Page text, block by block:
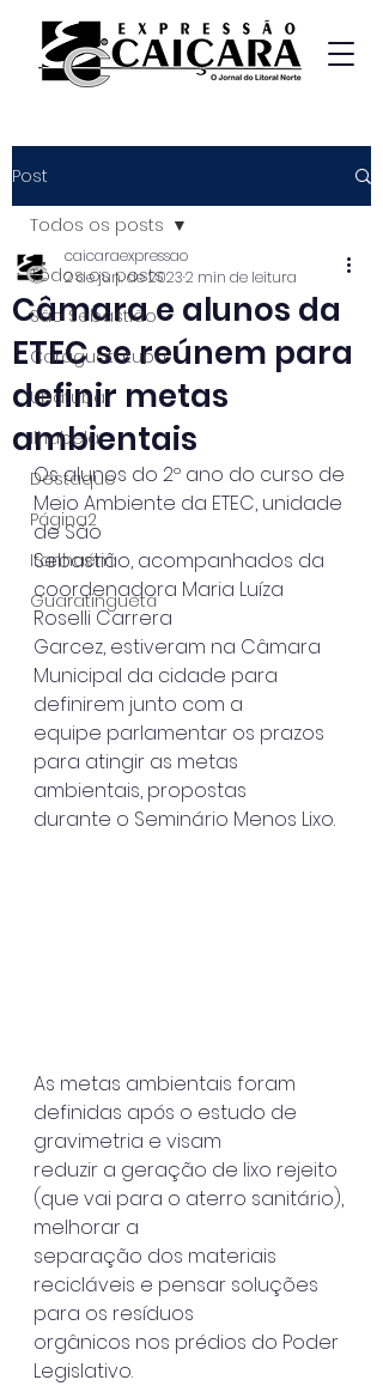
Post
Todos os posts
São Sebastião
Caraguatatuba
Ubatuba
Ilhabela
Destaque
Página2
Itanhaém
Guaratinguetá
Todos os posts
Câmara e alunos da
ETEC se reúnem para
definir metas
ambientais
caicaraexpressao
2 de jun. de 20232 min de leitura
Os alunos do 2º ano do curso de
Meio Ambiente da ETEC, unidade
de São
Sebastião, acompanhados da
coordenadora Maria Luíza
Roselli Carrera
Garcez, estiveram na Câmara
Municipal da cidade para
definirem junto com a
equipe parlamentar os prazos
para atingir as metas
ambientais, propostas
durante o Seminário Menos Lixo.
As metas ambientais foram
definidas após o estudo de
gravimetria e visam
reduzir a geração de lixo rejeito
(que vai para o aterro sanitário),
melhorar a
separação dos materiais
recicláveis e pensar soluções
para os resíduos
orgânicos nos prédios do Poder
Legislativo.